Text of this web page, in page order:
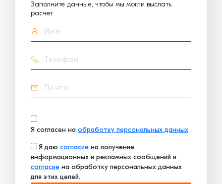
Заполните данные, чтобы мы могли выслать
расчет
Я согласен на обработку персональных данных
Я даю согласие на получение
информационных и рекламных сообщений и
согласие на обработку персональных данных
для этих целей.